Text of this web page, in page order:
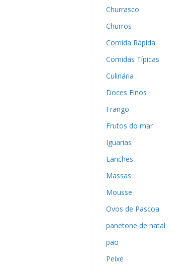
Churrasco
Churros
Comida Rápida
Comidas Típicas
Culinária
Doces Finos
Frango
Frutos do mar
Iguarias
Lanches
Massas
Mousse
Ovos de Pascoa
panetone de natal
pao
Peixe